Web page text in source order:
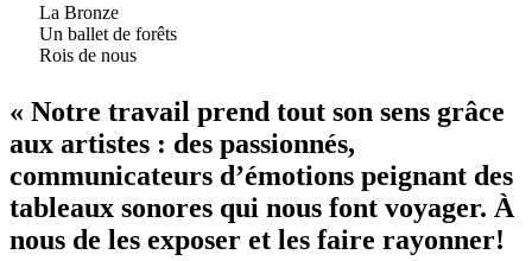
La Bronze
Un ballet de forêts
Rois de nous
« Notre travail prend tout son sens grâce
aux artistes : des passionnés,
communicateurs d’émotions peignant des
tableaux sonores qui nous font voyager. À
nous de les exposer et les faire rayonner!